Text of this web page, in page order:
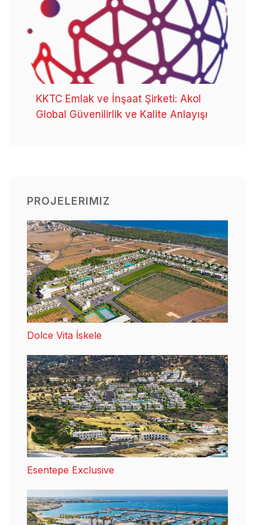
KKTC Emlak ve İnşaat Şirketi: Akol
Global Güvenilirlik ve Kalite Anlayışı
PROJELERIMIZ
Dolce Vita İskele
Esentepe Exclusive